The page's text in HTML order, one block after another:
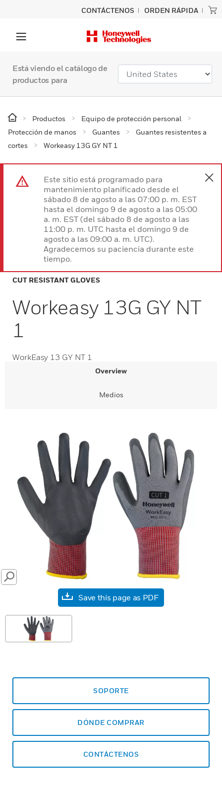
CONTÁCTENOS ORDEN RÁPIDA
Está viendo el catálogo de
productos para
Productos
Equipo de protección personal
Protección de manos
Guantes
Guantes resistentes a
cortes
Workeasy 13G GY NT 1
Este sitio está programado para
mantenimiento planificado desde el
sábado 8 de agosto a las 07:00 p. m. EST
hasta el domingo 9 de agosto a las 05:00
a. m. EST (del sábado 8 de agosto a las
11:00 p. m. UTC hasta el domingo 9 de
agosto a las 09:00 a. m. UTC).
Agradecemos su paciencia durante este
tiempo.
CUT RESISTANT GLOVES
Workeasy 13G GY NT
1
WorkEasy 13 GY NT 1
Overview
Medios
SEARCH
Save this page as PDF
SOPORTE
DÓNDE COMPRAR
CONTÁCTENOS